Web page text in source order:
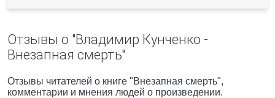
Отзывы о "Владимир Кунченко -
Внезапная смерть"
Отзывы читателей о книге "Внезапная смерть",
комментарии и мнения людей о произведении.